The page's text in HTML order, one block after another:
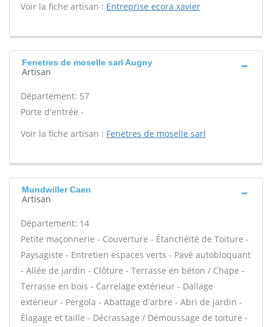
Voir la fiche artisan : Entreprise ecora xavier
Fenetres de moselle sarl Augny
Artisan
Département: 57
Porte d'entrée -
Voir la fiche artisan : Fenetres de moselle sarl
Mundwiller Caen
Artisan
Département: 14
Petite maçonnerie - Couverture - Étanchéité de Toiture -
Paysagiste - Entretien espaces verts - Pavé autobloquant
- Allée de jardin - Clôture - Terrasse en béton / Chape -
Terrasse en bois - Carrelage extérieur - Dallage
extérieur - Pergola - Abattage d'arbre - Abri de jardin -
Élagage et taille - Décrassage / Démoussage de toiture -